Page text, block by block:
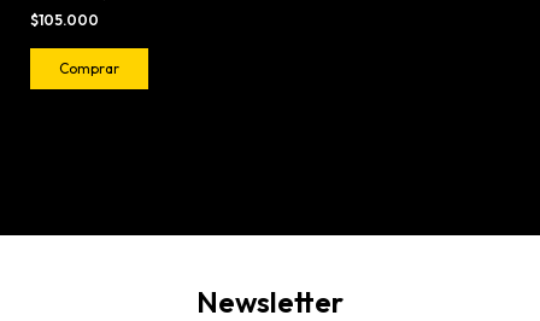
$105.000
Comprar
Newsletter